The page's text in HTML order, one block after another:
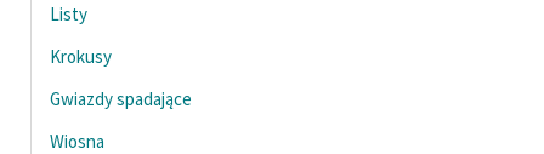
wrażliwych
Deklaracja dostępności
Listy
Krokusy
Gwiazdy spadające
Wiosna